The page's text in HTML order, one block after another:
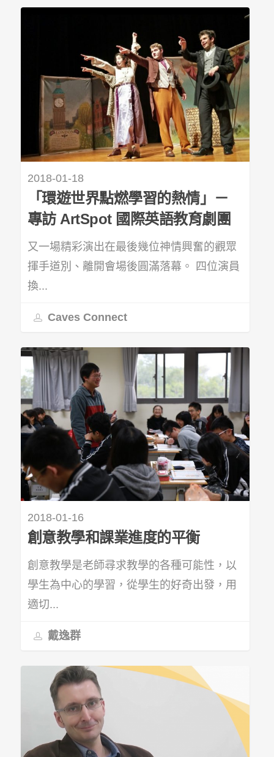
2018-01-18
「環遊世界點燃學習的熱情」－
專訪 ArtSpot 國際英語教育劇團
又一場精彩演出在最後幾位神情興奮的觀眾
揮手道別、離開會場後圓滿落幕。 四位演員
換...
Caves Connect
2018-01-16
創意教學和課業進度的平衡
創意教學是老師尋求教學的各種可能性，以
學生為中心的學習，從學生的好奇出發，用
適切...
戴逸群